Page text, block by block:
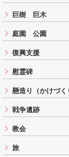
巨樹 巨木
庭園 公園
復興支援
慰霊碑
懸造り（かけづく
戦争遺跡
教会
旅